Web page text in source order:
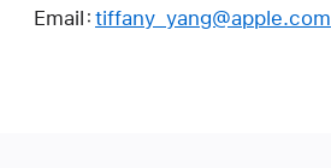
Email： tiffany_yang@apple.com